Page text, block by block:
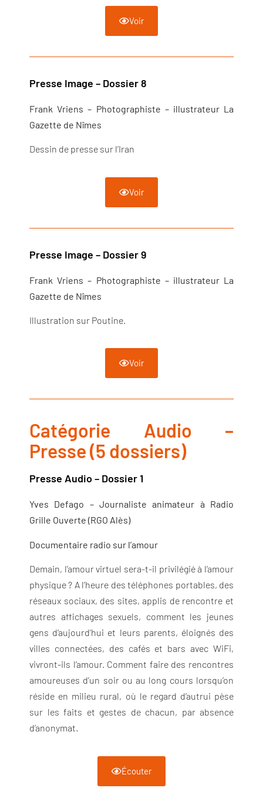
Voir
Presse Image – Dossier 8
Frank Vriens – Photographiste – illustrateur La
Gazette de Nîmes
Dessin de presse sur l’Iran
Voir
Presse Image – Dossier 9
Frank Vriens – Photographiste – illustrateur La
Gazette de Nîmes
Illustration sur Poutine.
Voir
Catégorie Audio –
Presse (5 dossiers)
Presse Audio – Dossier 1
Yves Defago – Journaliste animateur à Radio
Grille Ouverte (RGO Alès)
Documentaire radio sur l’amour
Demain, l’amour virtuel sera-t-il privilégié à l’amour
physique ? A l’heure des téléphones portables, des
réseaux sociaux, des sites, applis de rencontre et
autres affichages sexuels, comment les jeunes
gens d’aujourd’hui et leurs parents, éloignés des
villes connectées, des cafés et bars avec WiFi,
vivront-ils l’amour. Comment faire des rencontres
amoureuses d’un soir ou au long cours lorsqu’on
réside en milieu rural, où le regard d’autrui pèse
sur les faits et gestes de chacun, par absence
d’anonymat.
Écouter